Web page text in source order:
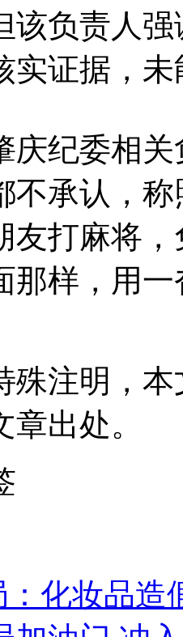
该负责人
实证据，
庆纪委相
不承认，
友打麻将
那样，用
殊注明，
出处。
化妆品造